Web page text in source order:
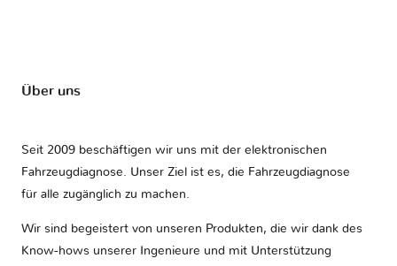
Über uns
Seit 2009 beschäftigen wir uns mit der elektronischen
Fahrzeugdiagnose. Unser Ziel ist es, die Fahrzeugdiagnose
für alle zugänglich zu machen.
Wir sind begeistert von unseren Produkten, die wir dank des
Know-hows unserer Ingenieure und mit Unterstützung